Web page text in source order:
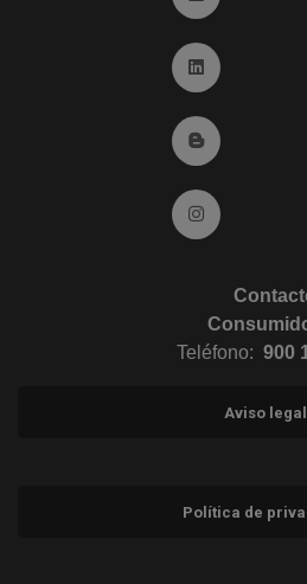
Ir a Linkedin
Ir al Blog
Ir a
Teléfono: 900
Aviso legal
Política de